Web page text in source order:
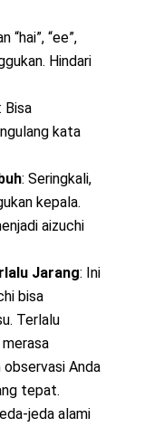
“hai”, “ee”,
Hindari
: Bisa
kata
: Seringkali,
kepala.
aizuchi
Jarang: Ini
bisa
Terlalu
observasi Anda
tepat.
jeda alami